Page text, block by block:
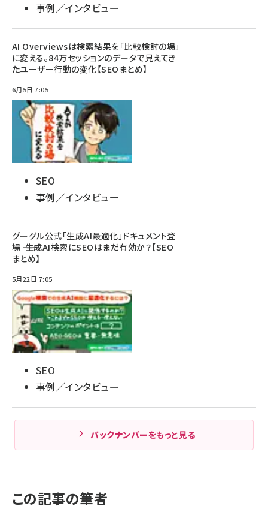
事例／インタビュー
AI Overviewsは検索結果を「比較検討の場」
に変える。84万セッションのデータで見えてき
たユーザー行動の変化【SEOまとめ】
6月5日 7:05
SEO
事例／インタビュー
グーグル公式「生成AI最適化」ドキュメント登
場 ―― 生成AI検索にSEOはまだ有効か？【SEO
まとめ】
5月22日 7:05
SEO
事例／インタビュー
バックナンバーをもっと見る
この記事の筆者